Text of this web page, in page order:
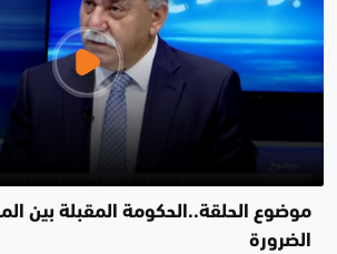
موضوع الحلقة..الحكومة المقبلة بين
الضرورة